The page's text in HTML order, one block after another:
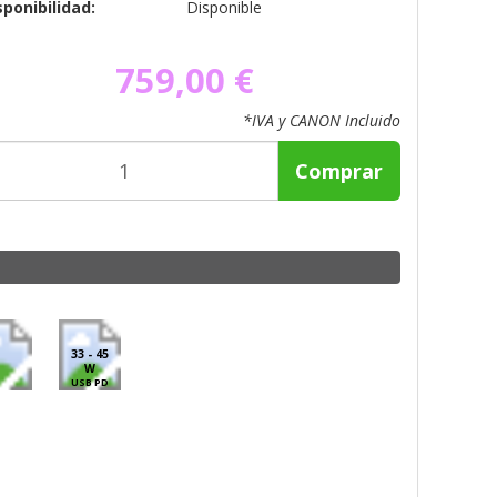
Disponible
759,00 €
*IVA y CANON Incluido
Comprar
33 - 45
W
USB PD